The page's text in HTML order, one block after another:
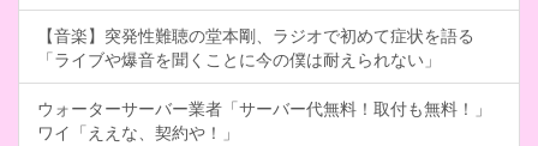
【音楽】突発性難聴の堂本剛、ラジオで初めて症状を語る
「ライブや爆音を聞くことに今の僕は耐えられない」
ウォーターサーバー業者「サーバー代無料！取付も無料！」
ワイ「ええな、契約や！」